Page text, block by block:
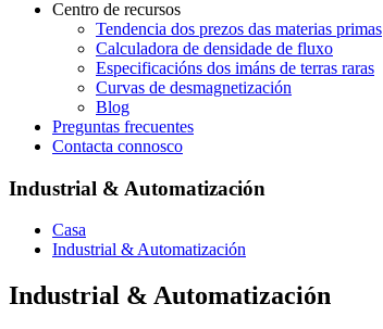
Centro de recursos
Tendencia dos prezos das materias primas
Calculadora de densidade de fluxo
Especificacións dos imáns de terras raras
Curvas de desmagnetización
Blog
Preguntas frecuentes
Contacta connosco
Industrial & Automatización
Casa
Industrial & Automatización
Industrial & Automatización